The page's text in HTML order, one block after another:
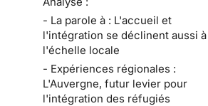
- La parole à : L'accueil et
l'intégration se déclinent aussi à
l'échelle locale
- Expériences régionales :
L'Auvergne, futur levier pour
l'intégration des réfugiés